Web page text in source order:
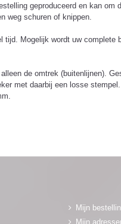
geproduceerd en kan
weg schuren of knippen.
tijd. Mogelijk wordt uw
de omtrek (buitenlijnen).
met daarbij een losse
Mijn
Mijn